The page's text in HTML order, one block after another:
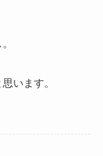
います。